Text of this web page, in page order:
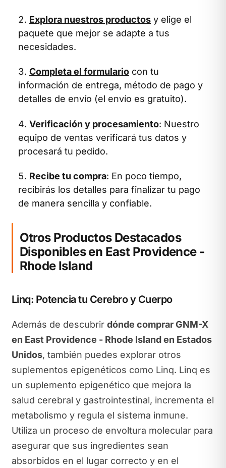
Explora nuestros productos y elige el
paquete que mejor se adapte a tus
necesidades.
Completa el formulario con tu
información de entrega, método de pago y
detalles de envío (el envío es gratuito).
Verificación y procesamiento: Nuestro
equipo de ventas verificará tus datos y
procesará tu pedido.
Recibe tu compra: En poco tiempo,
recibirás los detalles para finalizar tu pago
de manera sencilla y confiable.
Otros Productos Destacados
Disponibles en East Providence -
Rhode Island
Linq: Potencia tu Cerebro y Cuerpo
Además de descubrir dónde comprar GNM-X
en East Providence - Rhode Island en Estados
Unidos, también puedes explorar otros
suplementos epigenéticos como Linq. Linq es
un suplemento epigenético que mejora la
salud cerebral y gastrointestinal, incrementa el
metabolismo y regula el sistema inmune.
Utiliza un proceso de envoltura molecular para
asegurar que sus ingredientes sean
absorbidos en el lugar correcto y en el